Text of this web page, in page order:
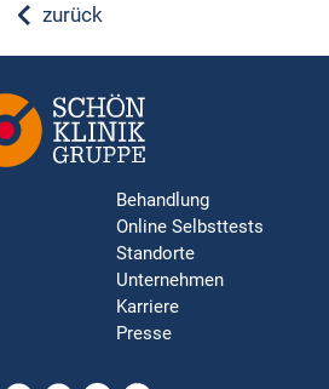
zurück
Behandlung
Online Selbsttests
Standorte
Unternehmen
Karriere
Presse